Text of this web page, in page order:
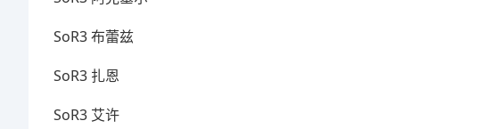
SoR3 布蕾兹
SoR3 扎恩
SoR3 艾许